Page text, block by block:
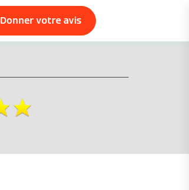
Donner votre avis